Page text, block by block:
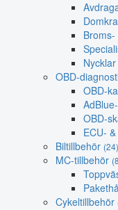
OBD-
OBD-
OBD-
ECU-
Biltillbehör (24)
MC-tillbehör
Cykeltillbehör